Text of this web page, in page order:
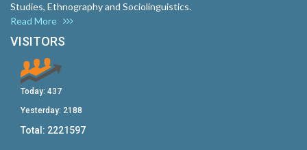
Studies, Ethnography and Sociolinguistics.
Read More
VISITORS
Today: 437
Yesterday: 2188
Total: 2221597